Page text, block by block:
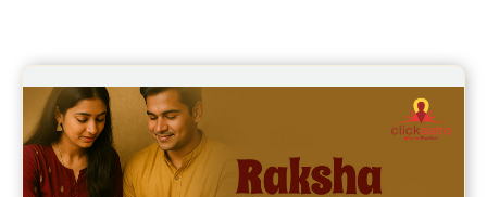
Super Horoscope Reviews
Education Horoscope Reviews
Wealth Horoscope Reviews